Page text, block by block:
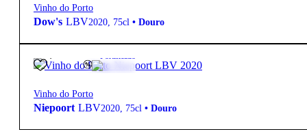
Vinho do Porto
Dow's LBV2020, 75cl • Douro
13,50€ Fortificado
Vinho do Porto
Niepoort LBV2020, 75cl • Douro